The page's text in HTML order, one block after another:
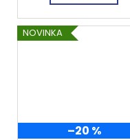
NOVINKA
–20 %